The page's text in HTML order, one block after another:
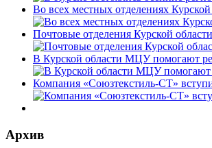
Во всех местных отделениях
Почтовые отделения Курской
В Курской области МЦУ помогают
Компания «Союзтекстиль-СТ»
Архив